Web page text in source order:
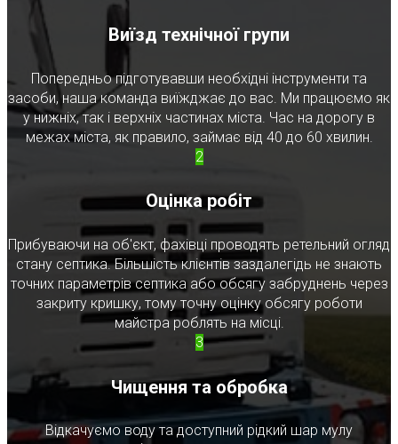
Виїзд технічної групи
Попередньо підготувавши необхідні інструменти та
засоби, наша команда виїжджає до вас. Ми працюємо як
у нижніх, так і верхніх частинах міста. Час на дорогу в
межах міста, як правило, займає від 40 до 60 хвилин.
2
Оцінка робіт
Прибуваючи на об'єкт, фахівці проводять ретельний огляд
стану септика. Більшість клієнтів заздалегідь не знають
точних параметрів септика або обсягу забруднень через
закриту кришку, тому точну оцінку обсягу роботи
майстра роблять на місці.
3
Чищення та обробка
Відкачуємо воду та доступний рідкий шар мулу